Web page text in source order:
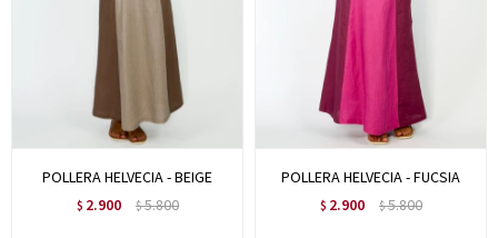
POLLERA HELVECIA - BEIGE
$ 2.900 $5.800
POLLERA HELVECIA - FUCSIA
$ 2.900 $5.800